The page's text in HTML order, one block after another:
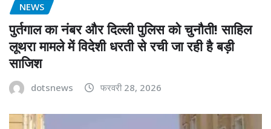
NEWS
पुर्तगाल का नंबर और दिल्ली पुलिस को चुनौती! साहिल
लूथरा मामले में विदेशी धरती से रची जा रही है बड़ी
साजिश
dotsnews फरवरी 28, 2026